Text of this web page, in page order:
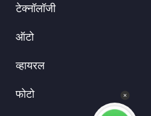
टेक्नॉलॉजी
ऑटो
व्हायरल
फोटो